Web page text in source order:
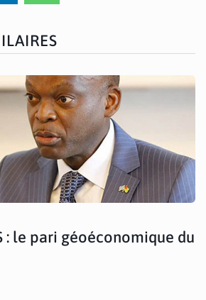
: le pari géoéconomique du